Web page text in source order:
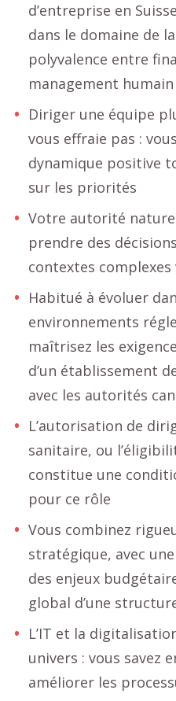
d’entreprise en
dans le domaine de
polyvalence entre
management
Diriger une équipe
vous effraie pas :
dynamique positive
sur les priorités
Votre autorité
prendre des
contextes
Habitué à évoluer
environnements
maîtrisez les
d’un établissement
avec les autorités
L’autorisation de
sanitaire, ou
constitue une
pour ce rôle
Vous combinez
stratégique, avec
des enjeux
global d’une
L’IT et la
univers : vous savez
améliorer les